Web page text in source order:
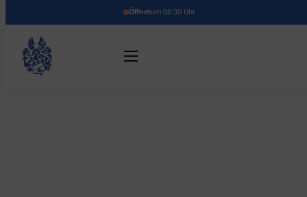
Öffnetum 08:30 Uhr